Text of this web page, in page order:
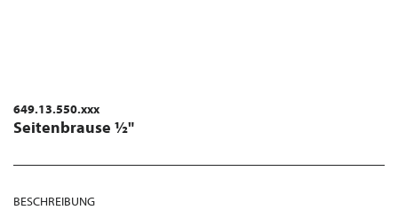
649.13.550.xxx
Seitenbrause ½"
BESCHREIBUNG